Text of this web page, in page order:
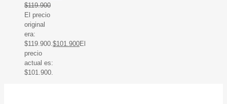
$119.900
El precio
original
era:
$119.900. $101.900El
precio
actual es:
$101.900.